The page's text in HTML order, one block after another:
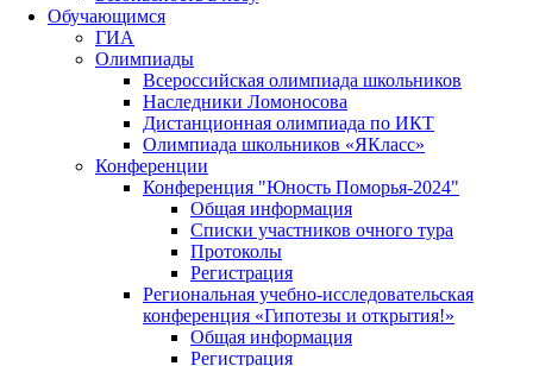
Обучающимся
ГИА
Олимпиады
Всероссийская олимпиада школьников
Наследники Ломоносова
Дистанционная олимпиада по ИКТ
Олимпиада школьников «ЯКласс»
Конференции
Конференция "Юность Поморья-2024"
Общая информация
Списки участников очного тура
Протоколы
Регистрация
Региональная учебно-исследовательская
конференция «Гипотезы и открытия!»
Общая информация
Регистрация